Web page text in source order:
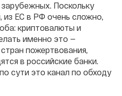
Поскольку
из ЕС в РФ очень сложно,
криптовалюты и
именно это —
пожертвования,
в российские банки.
сути это канал по обходу